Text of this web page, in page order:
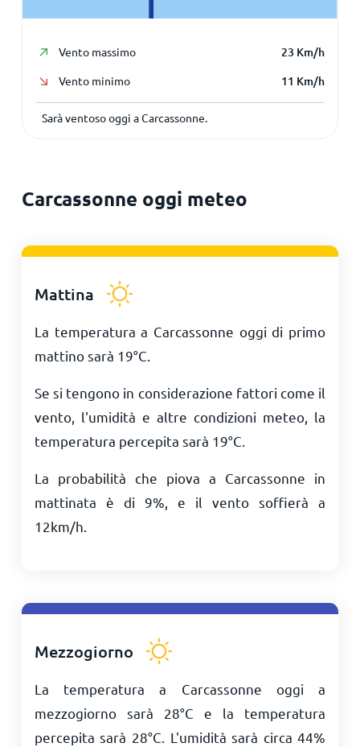
Vento massimo 23 Km/h
Vento minimo 11 Km/h
Sarà ventoso oggi a Carcassonne.
Carcassonne oggi meteo
Mattina
La temperatura a Carcassonne oggi di primo
mattino sarà 19°C.
Se si tengono in considerazione fattori come il
vento, l'umidità e altre condizioni meteo, la
temperatura percepita sarà 19°C.
La probabilità che piova a Carcassonne in
mattinata è di 9%, e il vento soffierà a
12km/h.
Mezzogiorno
La temperatura a Carcassonne oggi a
mezzogiorno sarà 28°C e la temperatura
percepita sarà 28°C. L'umidità sarà circa 44%